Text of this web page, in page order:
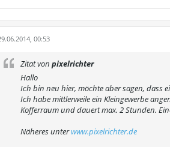
00:53
Zitat von pixelrichter
Hallo
Ich bin neu hier, möchte aber sagen, dass
Ich habe mittlerweile ein Kleingewerbe
Kofferraum und dauert max. 2 Stunden.
Näheres unterwww.pixelrichter.de